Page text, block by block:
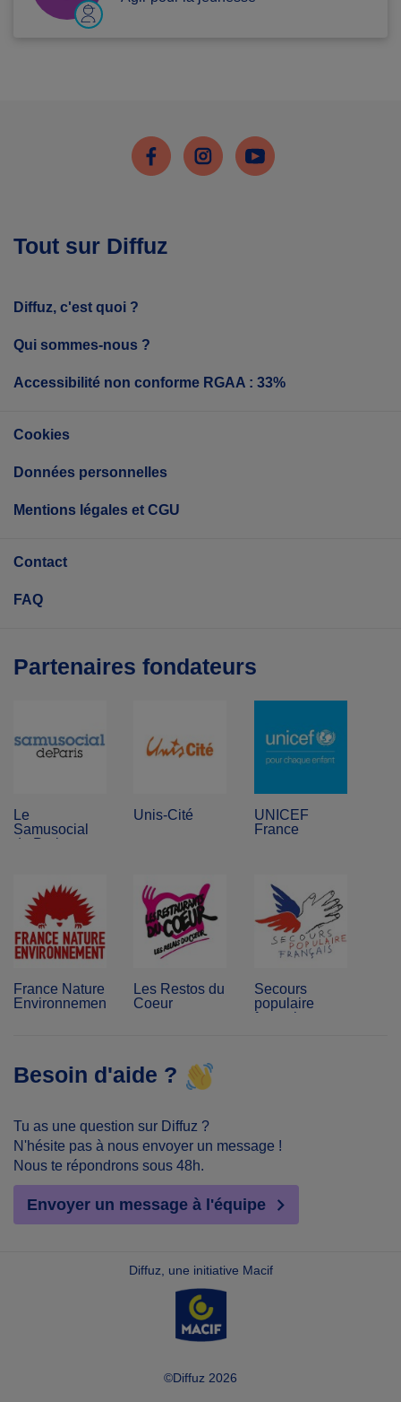
FacebookInstagramYoutube
Tout sur Diffuz
Diffuz, c'est quoi ?
Qui sommes-nous ?
Accessibilité non conforme RGAA : 33%
Cookies
Données personnelles
Mentions légales et CGU
Contact
FAQ
Partenaires fondateurs
Le
Samusocial
de Paris
Unis-Cité
UNICEF
France
France Nature
Environnement
Les Restos du
Coeur
Secours
populaire
français
Besoin d'aide ?
Tu as une question sur Diffuz ?
N'hésite pas à nous envoyer un message !
Nous te répondrons sous 48h.
Envoyer un message à l'équipe
Diffuz, une initiative Macif
©Diffuz 2026